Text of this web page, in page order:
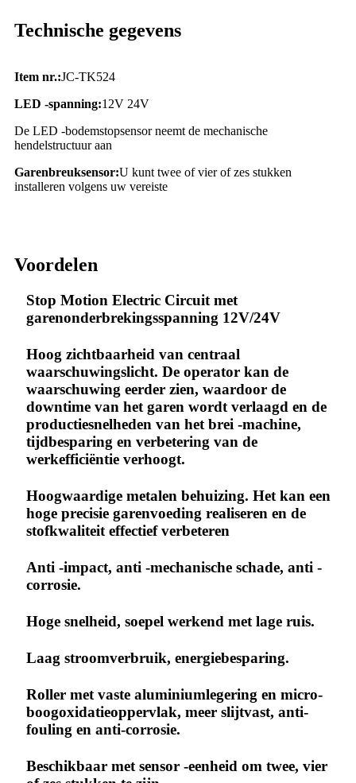
Technische gegevens
Item nr.:JC-TK524
LED -spanning:12V 24V
De LED -bodemstopsensor neemt de mechanische
hendelstructuur aan
Garenbreuksensor:U kunt twee of vier of zes stukken
installeren volgens uw vereiste
Voordelen
Stop Motion Electric Circuit met
garenonderbrekingsspanning 12V/24V
Hoog zichtbaarheid van centraal
waarschuwingslicht. De operator kan de
waarschuwing eerder zien, waardoor de
downtime van het garen wordt verlaagd en de
productiesnelheden van het brei -machine,
tijdbesparing en verbetering van de
werkefficiëntie verhoogt.
Hoogwaardige metalen behuizing. Het kan een
hoge precisie garenvoeding realiseren en de
stofkwaliteit effectief verbeteren
Anti -impact, anti -mechanische schade, anti -
corrosie.
Hoge snelheid, soepel werkend met lage ruis.
Laag stroomverbruik, energiebesparing.
Roller met vaste aluminiumlegering en micro-
boogoxidatieoppervlak, meer slijtvast, anti-
fouling en anti-corrosie.
Beschikbaar met sensor -eenheid om twee, vier